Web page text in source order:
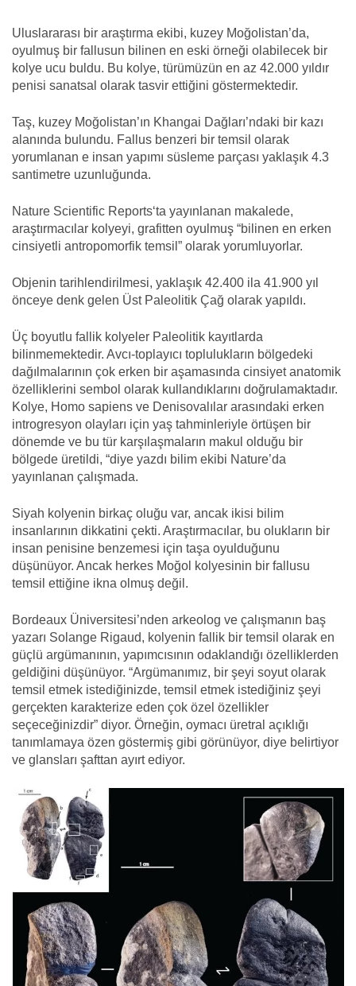
Uluslararası bir araştırma ekibi, kuzey Moğolistan’da,
oyulmuş bir fallusun bilinen en eski örneği olabilecek bir
kolye ucu buldu. Bu kolye, türümüzün en az 42.000 yıldır
penisi sanatsal olarak tasvir ettiğini göstermektedir.
Taş, kuzey Moğolistan’ın Khangai Dağları’ndaki bir kazı
alanında bulundu. Fallus benzeri bir temsil olarak
yorumlanan e insan yapımı süsleme parçası yaklaşık 4.3
santimetre uzunluğunda.
Nature Scientific Reports‘ta yayınlanan makalede,
araştırmacılar kolyeyi, grafitten oyulmuş “bilinen en erken
cinsiyetli antropomorfik temsil” olarak yorumluyorlar.
Objenin tarihlendirilmesi, yaklaşık 42.400 ila 41.900 yıl
önceye denk gelen Üst Paleolitik Çağ olarak yapıldı.
Üç boyutlu fallik kolyeler Paleolitik kayıtlarda
bilinmemektedir. Avcı-toplayıcı toplulukların bölgedeki
dağılmalarının çok erken bir aşamasında cinsiyet anatomik
özelliklerini sembol olarak kullandıklarını doğrulamaktadır.
Kolye, Homo sapiens ve Denisovalılar arasındaki erken
introgresyon olayları için yaş tahminleriyle örtüşen bir
dönemde ve bu tür karşılaşmaların makul olduğu bir
bölgede üretildi, “diye yazdı bilim ekibi Nature’da
yayınlanan çalışmada.
Siyah kolyenin birkaç oluğu var, ancak ikisi bilim
insanlarının dikkatini çekti. Araştırmacılar, bu olukların bir
insan penisine benzemesi için taşa oyulduğunu
düşünüyor. Ancak herkes Moğol kolyesinin bir fallusu
temsil ettiğine ikna olmuş değil.
Bordeaux Üniversitesi’nden arkeolog ve çalışmanın baş
yazarı Solange Rigaud, kolyenin fallik bir temsil olarak en
güçlü argümanının, yapımcısının odaklandığı özelliklerden
geldiğini düşünüyor. “Argümanımız, bir şeyi soyut olarak
temsil etmek istediğinizde, temsil etmek istediğiniz şeyi
gerçekten karakterize eden çok özel özellikler
seçeceğinizdir” diyor. Örneğin, oymacı üretral açıklığı
tanımlamaya özen göstermiş gibi görünüyor, diye belirtiyor
ve glansları şafttan ayırt ediyor.